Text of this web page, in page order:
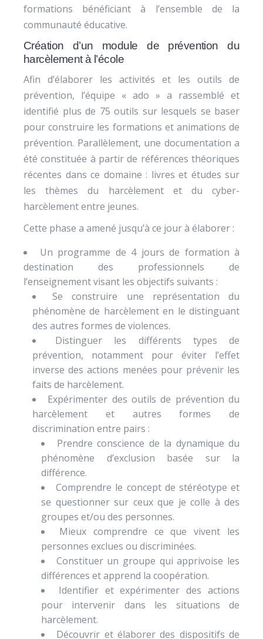
formations bénéficiant à l’ensemble de la
communauté éducative.
Création d’un module de prévention du
harcèlement à l’école
Afin d’élaborer les activités et les outils de
prévention, l’équipe « ado » a rassemblé et
identifié plus de 75 outils sur lesquels se baser
pour construire les formations et animations de
prévention. Parallèlement, une documentation a
été constituée à partir de références théoriques
récentes dans ce domaine : livres et études sur
les thèmes du harcèlement et du cyber-
harcèlement entre jeunes.
Cette phase a amené jusqu’à ce jour à élaborer :
Un programme de 4 jours de formation à
destination des professionnels de
l’enseignement visant les objectifs suivants :
Se construire une représentation du
phénomène de harcèlement en le distinguant
des autres formes de violences.
Distinguer les différents types de
prévention, notamment pour éviter l’effet
inverse des actions menées pour prévenir les
faits de harcèlement.
Expérimenter des outils de prévention du
harcèlement et autres formes de
discrimination entre pairs :
Prendre conscience de la dynamique du
phénomène d’exclusion basée sur la
différence.
Comprendre le concept de stéréotype et
se questionner sur ceux que je colle à des
groupes et/ou des personnes.
Mieux comprendre ce que vivent les
personnes exclues ou discriminées.
Constituer un groupe qui apprivoise les
différences et apprend la coopération.
Identifier et expérimenter des actions
pour intervenir dans les situations de
harcèlement.
Découvrir et élaborer des dispositifs de